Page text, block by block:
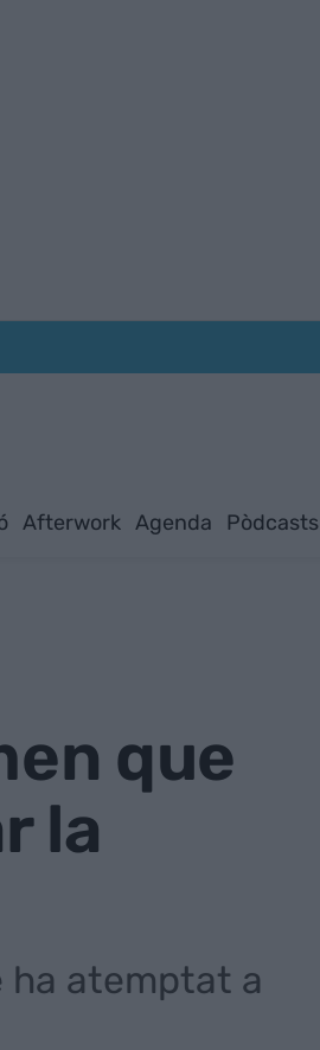
Afterwork Agenda Pòdcasts
que
la
ha atemptat a